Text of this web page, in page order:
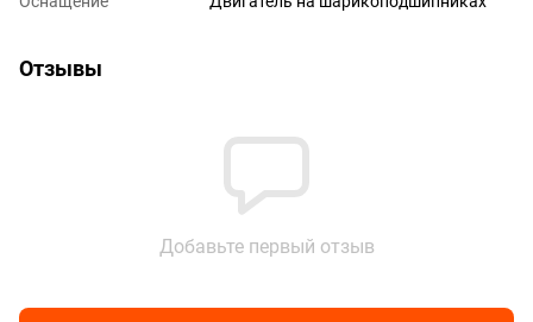
Отзывы
Добавьте первый отзыв